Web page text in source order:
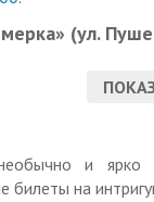
(ул.
;
;
и ярко
билеты на